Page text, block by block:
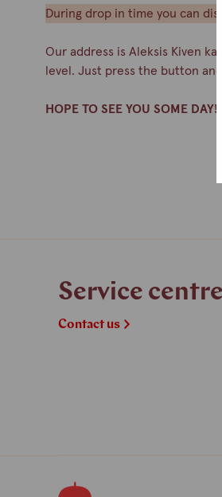
During drop in time you can
Our address is Aleksis Kiven
level. Just press the button
HOPE TO SEE YOU SOME DAY!
Service
Contact us